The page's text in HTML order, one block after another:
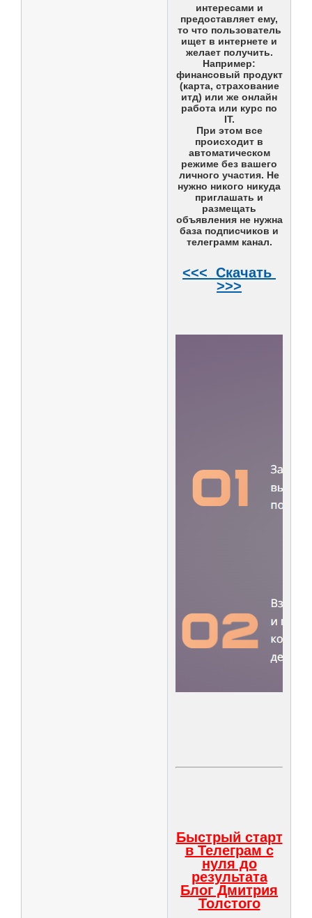
интересами и
предоставляет ему,
то что пользователь
ищет в интернете и
желает получить.
Например:
финансовый продукт
(карта, страхование
итд) или же онлайн
работа или курс по
IT.
При этом все
происходит в
автоматическом
режиме без вашего
личного участия. Не
нужно никого никуда
приглашать и
размещать
объявления не нужна
база подписчиков и
телеграмм канал.
<<< Скачать
>>>
Быстрый старт
в Телеграм с
нуля до
результата
Блог Дмитрия
Толстого